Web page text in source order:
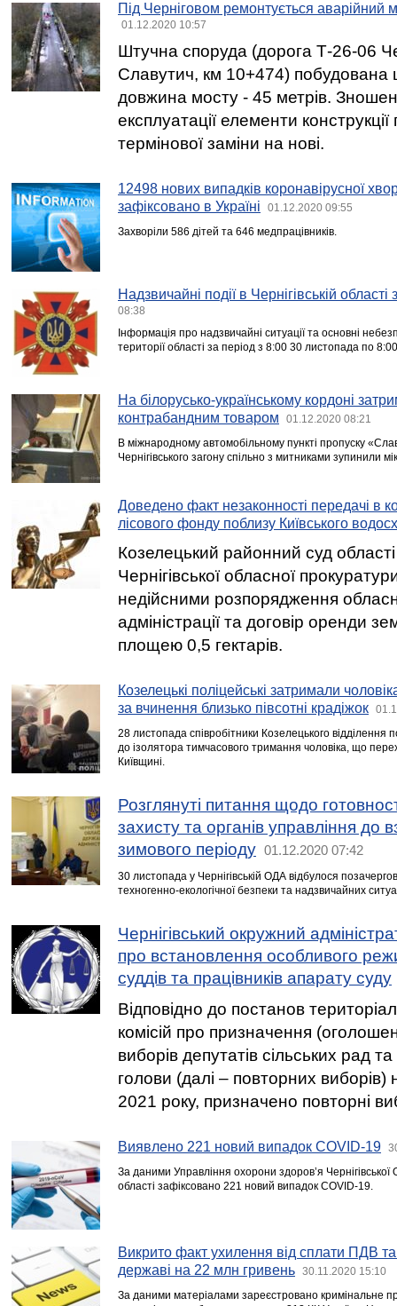
Під Черніговом ремонтується аварійний
01.12.2020 10:57
Штучна споруда (дорога Т-26-06
Славутич, км 10+474) побудована
довжина мосту - 45 метрів.
експлуатації елементи
термінової заміни на нові.
12498 нових випадків коронавірусної
зафіксовано в Україні
01.12.2020 09:55
Захворіли 586 дітей та 646 медпрацівників.
Надзвичайні події в Чернігівській
08:38
Інформація про надзвичайні ситуації та основні
території області за період з 8:00 30 листопада по
На білорусько-українському кордоні
контрабандним товаром
01.12.2020 08:21
В міжнародному автомобільному пункті пропуску
Чернігівського загону спільно з митниками зупинили
Доведено факт незаконності передачі в
лісового фонду поблизу Київського
Козелецький районний суд
Чернігівської обласної
недійсними розпорядження
адміністрації та договір оренди
площею 0,5 гектарів.
Козелецькі поліцейські затримали
за вчинення близько півсотні крадіжок
28 листопада співробітники Козелецького відділення
до ізолятора тимчасового тримання чоловіка, що
Київщині.
Розглянуті питання щодо
захисту та органів управління до
зимового періоду 01.12.2020 07:42
30 листопада у Чернігівській ОДА відбулося
техногенно-екологічної безпеки та надзвичайних
Чернігівський окружний
про встановлення особливого
суддів та працівників апарату суду
Відповідно до постанов
комісій про призначення
виборів депутатів сільських рад
голови (далі – повторних виборів)
2021 року, призначено повторні
Виявлено 221 новий випадок COVID-19
За даними Управління охорони здоров’я
області зафіксовано 221 новий випадок COVID-19.
Викрито факт ухилення від сплати ПДВ
державі на 22 млн гривень
30.11.2020 15:10
За даними матеріалами зареєстровано кримінальне